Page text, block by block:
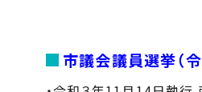
市議会議員選挙（